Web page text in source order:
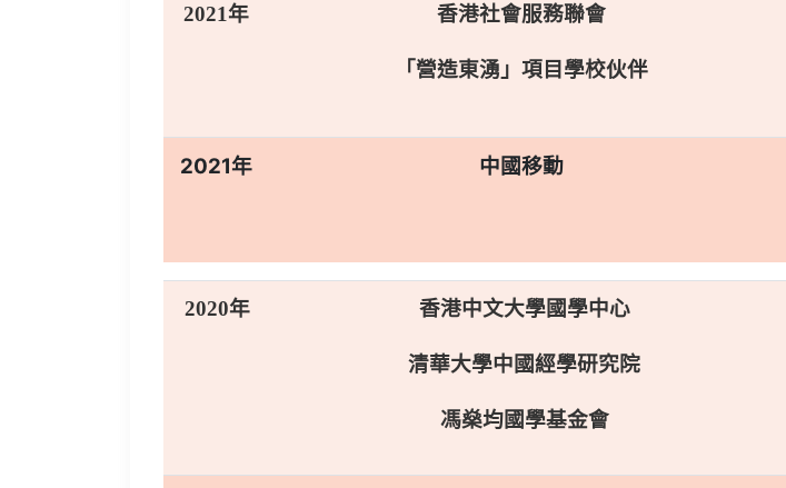
2021年 香港社會服務聯會
「營造東湧」項目學校伙伴
2021年 中國移動
2020年 香港中文大學國學中心
清華大學中國經學研究院
馮燊均國學基金會